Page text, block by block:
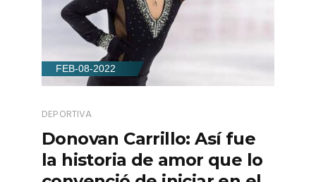
FEB-08-2022
DEPORTIVA
Donovan Carrillo: Así fue
la historia de amor que lo